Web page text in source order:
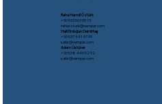
Reha Hamdi Öztürk
​+90 533 503 05 13
rehaozturk@oempar.com
Halil Erdoğan Demirtaş
+90 537 441 97 99
satis@oempar.com
Adem Üstüner
+90 538 440 52 92
satis@oempar.com